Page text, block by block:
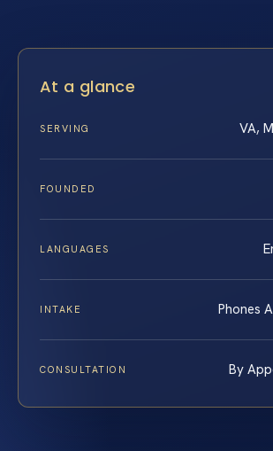
At a glance
SERVING VA,
FOUNDED
LANGUAGES
INTAKE Phones
CONSULTATION By